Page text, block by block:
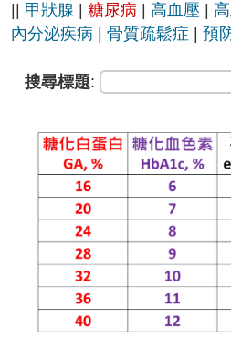
甲狀腺 糖尿病 高血壓
內分泌疾病
骨質疏鬆症 預
搜尋標題: